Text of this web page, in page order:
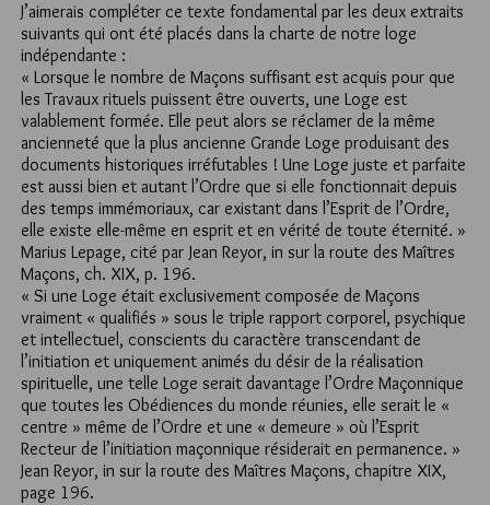
J’aimerais compléter ce texte fondamental par les deux extraits
suivants qui ont été placés dans la charte de notre loge
indépendante :
« Lorsque le nombre de Maçons suffisant est acquis pour que
les Travaux rituels puissent être ouverts, une Loge est
valablement formée. Elle peut alors se réclamer de la même
ancienneté que la plus ancienne Grande Loge produisant des
documents historiques irréfutables ! Une Loge juste et parfaite
est aussi bien et autant l’Ordre que si elle fonctionnait depuis
des temps immémoriaux, car existant dans l’Esprit de l’Ordre,
elle existe elle-même en esprit et en vérité de toute éternité. »
Marius Lepage, cité par Jean Reyor, in sur la route des Maîtres
Maçons, ch. XIX, p. 196.
« Si une Loge était exclusivement composée de Maçons
vraiment « qualifiés » sous le triple rapport corporel, psychique
et intellectuel, conscients du caractère transcendant de
l’initiation et uniquement animés du désir de la réalisation
spirituelle, une telle Loge serait davantage l’Ordre Maçonnique
que toutes les Obédiences du monde réunies, elle serait le «
centre » même de l’Ordre et une « demeure » où l’Esprit
Recteur de l’initiation maçonnique résiderait en permanence. »
Jean Reyor, in sur la route des Maîtres Maçons, chapitre XIX,
page 196.